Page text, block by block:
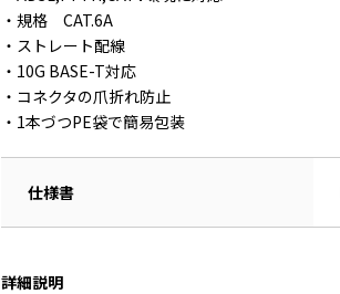
・規格 CAT.6A
・ストレート配線
・10G BASE-T対応
・コネクタの爪折れ防止
・1本づつPE袋で簡易包装
仕様書
詳細説明